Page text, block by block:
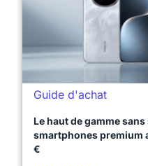
Guide d'achat
Le haut de gamme
smartphones premium
€